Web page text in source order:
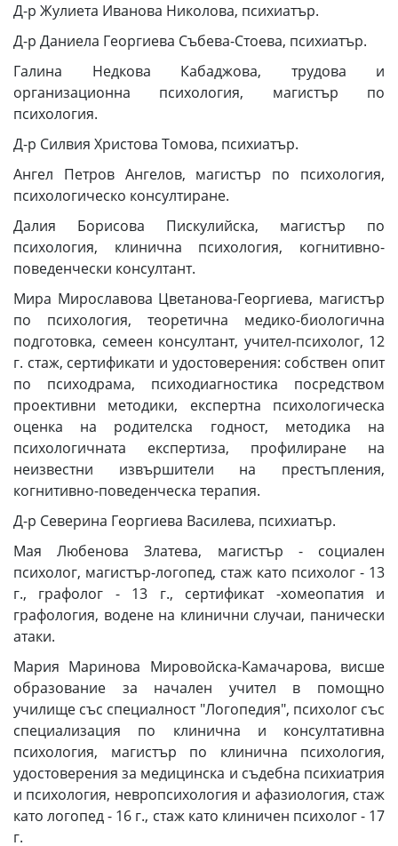
Д-р Жулиета Иванова Николова, психиатър.
Д-р Даниела Георгиева Събева-Стоева, психиатър.
Галина Недкова Кабаджова, трудова и
организационна психология, магистър по
психология.
Д-р Силвия Христова Томова, психиатър.
Ангел Петров Ангелов, магистър по психология,
психологическо консултиране.
Далия Борисова Пискулийска, магистър по
психология, клинична психология, когнитивно-
поведенчески консултант.
Мира Мирославова Цветанова-Георгиева, магистър
по психология, теоретична медико-биологична
подготовка, семеен консултант, учител-психолог, 12
г. стаж, сертификати и удостоверения: собствен опит
по психодрама, психодиагностика посредством
проективни методики, експертна психологическа
оценка на родителска годност, методика на
психологичната експертиза, профилиране на
неизвестни извършители на престъпления,
когнитивно-поведенческа терапия.
Д-р Северина Георгиева Василева, психиатър.
Мая Любенова Златева, магистър - социален
психолог, магистър-логопед, стаж като психолог - 13
г., графолог - 13 г., сертификат -хомеопатия и
графология, водене на клинични случаи, панически
атаки.
Мария Маринова Мировойска-Камачарова, висше
образование за начален учител в помощно
училище със специалност "Логопедия", психолог със
специализация по клинична и консултативна
психология, магистър по клинична психология,
удостоверения за медицинска и съдебна психиатрия
и психология, невропсихология и афазиология, стаж
като логопед - 16 г., стаж като клиничен психолог - 17
г.